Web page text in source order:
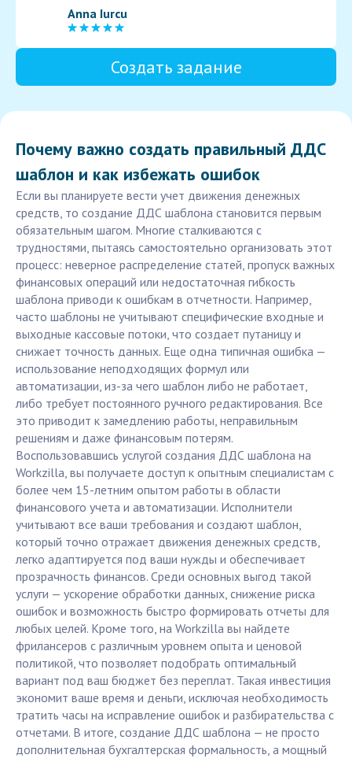
Anna Iurcu
Создать задание
Почему важно создать правильный ДДС
шаблон и как избежать ошибок
Если вы планируете вести учет движения денежных
средств, то создание ДДС шаблона становится первым
обязательным шагом. Многие сталкиваются с
трудностями, пытаясь самостоятельно организовать этот
процесс: неверное распределение статей, пропуск важных
финансовых операций или недостаточная гибкость
шаблона приводи к ошибкам в отчетности. Например,
часто шаблоны не учитывают специфические входные и
выходные кассовые потоки, что создает путаницу и
снижает точность данных. Еще одна типичная ошибка —
использование неподходящих формул или
автоматизации, из-за чего шаблон либо не работает,
либо требует постоянного ручного редактирования. Все
это приводит к замедлению работы, неправильным
решениям и даже финансовым потерям.
Воспользовавшись услугой создания ДДС шаблона на
Workzilla, вы получаете доступ к опытным специалистам с
более чем 15-летним опытом работы в области
финансового учета и автоматизации. Исполнители
учитывают все ваши требования и создают шаблон,
который точно отражает движения денежных средств,
легко адаптируется под ваши нужды и обеспечивает
прозрачность финансов. Среди основных выгод такой
услуги — ускорение обработки данных, снижение риска
ошибок и возможность быстро формировать отчеты для
любых целей. Кроме того, на Workzilla вы найдете
фрилансеров с различным уровнем опыта и ценовой
политикой, что позволяет подобрать оптимальный
вариант под ваш бюджет без переплат. Такая инвестиция
экономит ваше время и деньги, исключая необходимость
тратить часы на исправление ошибок и разбирательства с
отчетами. В итоге, создание ДДС шаблона — не просто
дополнительная бухгалтерская формальность, а мощный